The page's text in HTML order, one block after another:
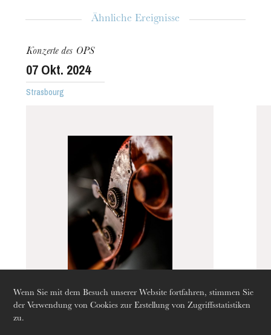
Wenn Sie mit dem Besuch unserer Website fortfahren, stimmen Sie
der Verwendung von Cookies zur Erstellung von Zugriffsstatistiken
zu.
Die OnR mit euch
Führungen durch die Oper
Ähnliche Ereignisse
Konzerte des OPS
07 Okt. 2024
Strasbourg